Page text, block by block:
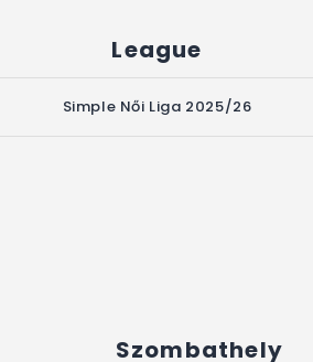
League
Simple Női Liga 2025/26
Szombathely